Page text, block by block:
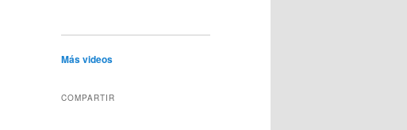
Más videos
COMPARTIR